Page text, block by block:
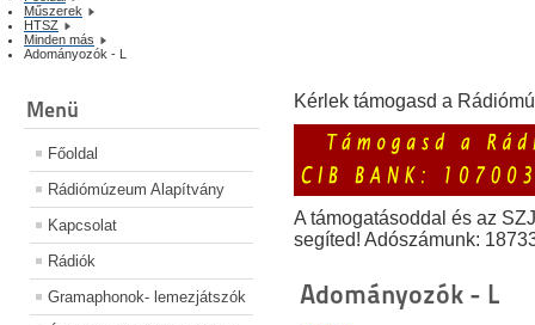
Műszerek
HTSZ
Minden más
Adományozók - L
Menü
Főoldal
Rádiómúzeum Alapítvány
Kapcsolat
Rádiók
Gramaphonok- lemezjátszók
Kérlek támogasd a
A támogatásoddal és az
segíted! Adószámunk:
Adományozók - L